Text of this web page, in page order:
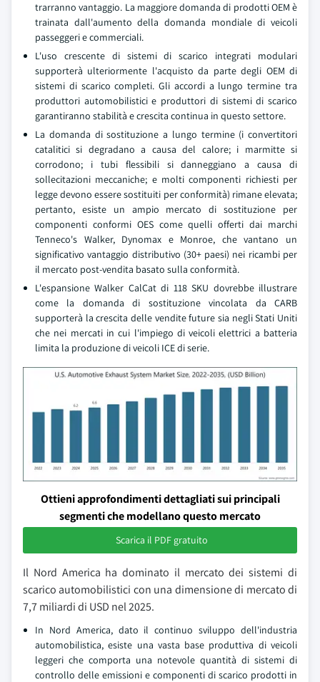
trarranno vantaggio. La maggiore domanda di prodotti OEM è
trainata dall'aumento della domanda mondiale di veicoli
passeggeri e commerciali.
L'uso crescente di sistemi di scarico integrati modulari
supporterà ulteriormente l'acquisto da parte degli OEM di
sistemi di scarico completi. Gli accordi a lungo termine tra
produttori automobilistici e produttori di sistemi di scarico
garantiranno stabilità e crescita continua in questo settore.
La domanda di sostituzione a lungo termine (i convertitori
catalitici si degradano a causa del calore; i marmitte si
corrodono; i tubi flessibili si danneggiano a causa di
sollecitazioni meccaniche; e molti componenti richiesti per
legge devono essere sostituiti per conformità) rimane elevata;
pertanto, esiste un ampio mercato di sostituzione per
componenti conformi OES come quelli offerti dai marchi
Tenneco's Walker, Dynomax e Monroe, che vantano un
significativo vantaggio distributivo (30+ paesi) nei ricambi per
il mercato post-vendita basato sulla conformità.
L'espansione Walker CalCat di 118 SKU dovrebbe illustrare
come la domanda di sostituzione vincolata da CARB
supporterà la crescita delle vendite future sia negli Stati Uniti
che nei mercati in cui l'impiego di veicoli elettrici a batteria
limita la produzione di veicoli ICE di serie.
Ottieni approfondimenti dettagliati sui principali
segmenti che modellano questo mercato
Scarica il PDF gratuito
Il Nord America ha dominato il mercato dei sistemi di
scarico automobilistici con una dimensione di mercato di
7,7 miliardi di USD nel 2025.
In Nord America, dato il continuo sviluppo dell'industria
automobilistica, esiste una vasta base produttiva di veicoli
leggeri che comporta una notevole quantità di sistemi di
controllo delle emissioni e componenti di scarico prodotti in